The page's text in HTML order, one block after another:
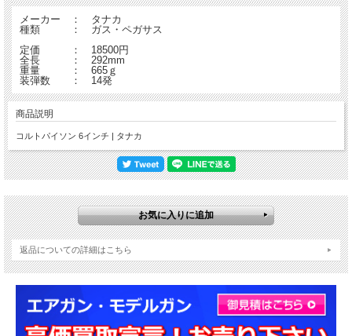
メーカー ： タナカ
種類 ： ガス・ペガサス
定価 ： 18500円
全長 ： 292mm
重量 ： 665ｇ
装弾数 ： 14発
商品説明
コルトパイソン 6インチ | タナカ
返品についての詳細はこちら